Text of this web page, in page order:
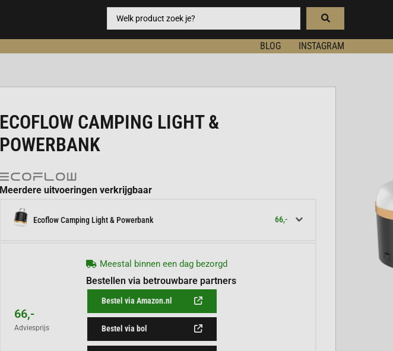
BLOG INSTAGRAM
ECOFLOW CAMPING LIGHT &
POWERBANK
Meerdere uitvoeringen verkrijgbaar
Ecoflow Camping Light & Powerbank 66,-
66,-
Adviesprijs
Meestal binnen een dag bezorgd
Bestellen via betrouwbare partners
Bestel via Amazon.nl
Bestel via bol